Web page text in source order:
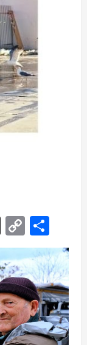
Threads
Copy
Link